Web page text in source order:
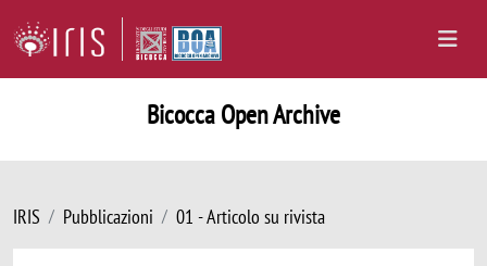
Bicocca Open Archive
IRIS Pubblicazioni 01 - Articolo su rivista